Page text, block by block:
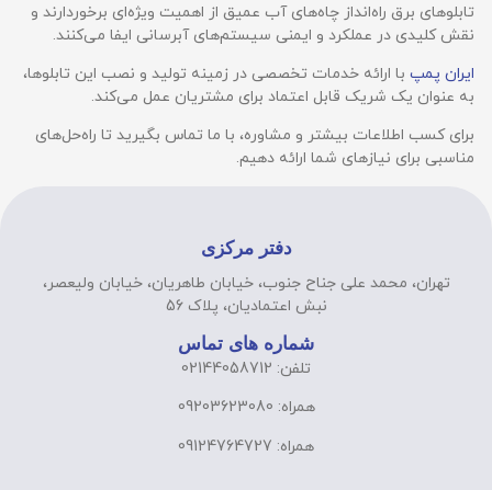
تابلوهای برق راه‌انداز چاه‌های آب عمیق از اهمیت ویژه‌ای برخوردارند و
نقش کلیدی در عملکرد و ایمنی سیستم‌های آبرسانی ایفا می‌کنند.
ایران پمپ با ارائه خدمات تخصصی در زمینه تولید و نصب این تابلوها،
به عنوان یک شریک قابل اعتماد برای مشتریان عمل می‌کند.
برای کسب اطلاعات بیشتر و مشاوره، با ما تماس بگیرید تا راه‌حل‌های
مناسبی برای نیازهای شما ارائه دهیم.
دفتر مرکزی
تهران، محمد علی جناح جنوب، خیابان طاهریان، خیابان ولیعصر،
نبش اعتمادیان، پلاک 56
شماره های تماس
تلفن: 02144058712
همراه: 09203623080
همراه: 09124764727